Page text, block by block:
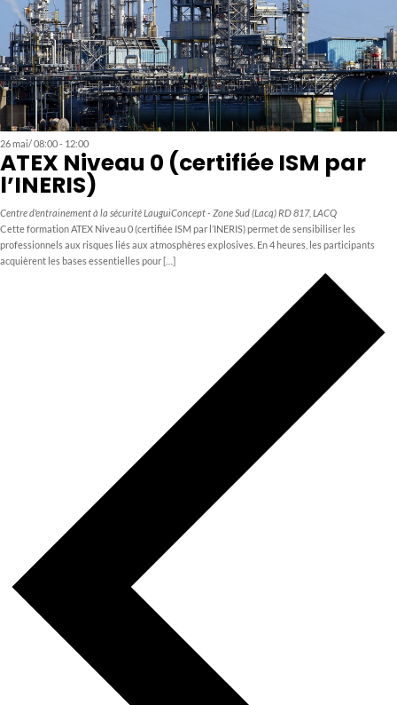
26 mai/ 08:00- 12:00
ATEX Niveau 0 (certifiée ISM par
l’INERIS)
Centre d'entrainement à la sécurité LauguiConcept - Zone Sud (Lacq) RD 817, LACQ
Cette formation ATEX Niveau 0 (certifiée ISM par l’INERIS) permet de sensibiliser les
professionnels aux risques liés aux atmosphères explosives. En 4 heures, les participants
acquièrent les bases essentielles pour […]